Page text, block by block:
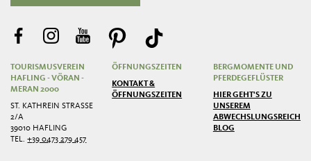
TOURISMUSVEREIN
HAFLING - VÖRAN -
MERAN 2000
ST. KATHREIN STRASSE 2
/A
39010 HAFLING
TEL.+39 0473 279 457
ÖFFNUNGSZEITEN
KONTAKT &
ÖFFNUNGSZEITEN
BERGMOMENTE UND
PFERDEGEFLÜSTER
HIER GEHT'S ZU
UNSEREM
ABWECHSLUNGSREICHEN
BLOG